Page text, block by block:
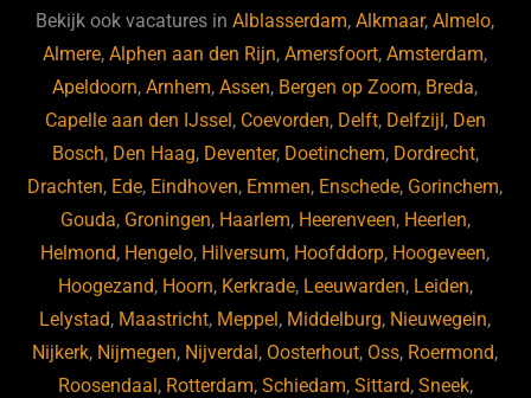
b
o
o
k
ky dI
n
Bekijk ook vacatures inAlblasserdam,Alkmaar,Almelo,
Almere,Alphen aan den Rijn,Amersfoort,Amsterdam,
Apeldoorn,Arnhem,Assen, Bergen op Zoom, Breda,
Capelle aan den IJssel , Coevorden, Delft, Delfzijl , Den
Bosch, Den Haag, Deventer, Doetinchem, Dordrecht,
Drachten, Ede, Eindhoven, Emmen, Enschede, Gorinchem,
Gouda, Groningen, Haarlem, Heerenveen, Heerlen,
Helmond, Hengelo, Hilversum, Hoofddorp, Hoogeveen,
Hoogezand, Hoorn, Kerkrade, Leeuwarden, Leiden,
Lelystad, Maastricht, Meppel , Middelburg, Nieuwegein,
Nijkerk, Nijmegen, Nijverdal , Oosterhout, Oss, Roermond,
Roosendaal , Rotterdam, Schiedam, Sittard, Sneek,